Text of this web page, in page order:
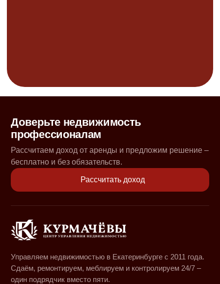
Доверьте недвижимость
профессионалам
Рассчитаем доход от аренды и предложим решение –
бесплатно и без обязательств.
Рассчитать доход
Управляем недвижимостью в Екатеринбурге с 2011 года.
Сдаём, ремонтируем, меблируем и контролируем 24/7 –
один подрядчик вместо пяти.